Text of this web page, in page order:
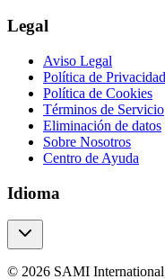
Legal
Aviso Legal
Política de Privacidad
Política de Cookies
Términos de Servicio
Eliminación de datos
Sobre Nosotros
Centro de Ayuda
Idioma
© 2026 SAMI